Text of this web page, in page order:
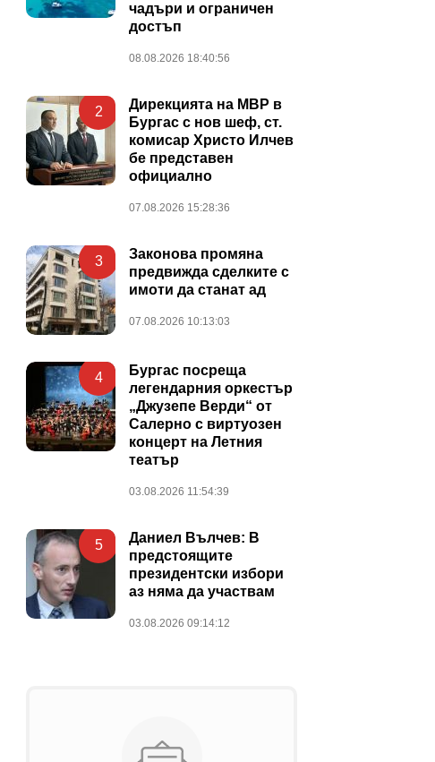
чадъри и ограничен
достъп
08.08.2026 18:40:56
2
Дирекцията на МВР в
Бургас с нов шеф, ст.
комисар Христо Илчев
бе представен
официално
07.08.2026 15:28:36
3
Законова промяна
предвижда сделките с
имоти да станат ад
07.08.2026 10:13:03
4
Бургас посреща
легендарния оркестър
„Джузепе Верди“ от
Салерно с виртуозен
концерт на Летния
театър
03.08.2026 11:54:39
5
Даниел Вълчев: В
предстоящите
президентски избори
аз няма да участвам
03.08.2026 09:14:12